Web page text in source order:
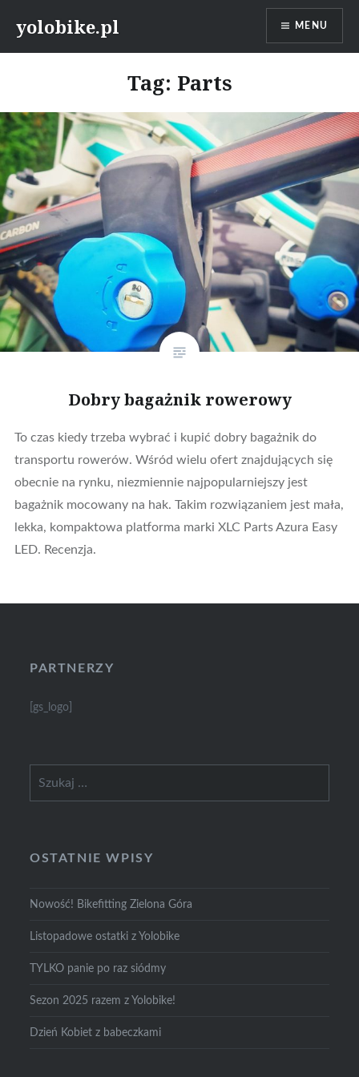
yolobike.pl MENU
Tag: Parts
Dobry bagażnik rowerowy
To czas kiedy trzeba wybrać i kupić dobry bagażnik do
transportu rowerów. Wśród wielu ofert znajdujących się
obecnie na rynku, niezmiennie najpopularniejszy jest
bagażnik mocowany na hak. Takim rozwiązaniem jest mała,
lekka, kompaktowa platforma marki XLC Parts Azura Easy
LED. Recenzja.
PARTNERZY
[gs_logo]
OSTATNIE WPISY
Nowość! Bikefitting Zielona Góra
Listopadowe ostatki z Yolobike
TYLKO panie po raz siódmy
Sezon 2025 razem z Yolobike!
Dzień Kobiet z babeczkami